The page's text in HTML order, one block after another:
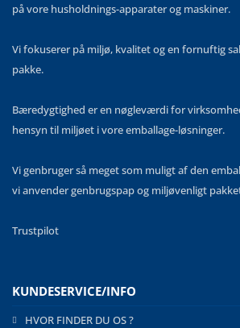
på vore husholdnings-apparater og maskiner.
Vi fokuserer på miljø, kvalitet og en fornuftig
pakke.
Bæredygtighed er en nøgleværdi for
hensyn til miljøet i vore emballage-løsninger.
Vi genbruger så meget som muligt af den
vi anvender genbrugspap og miljøvenligt
Trustpilot
KUNDESERVICE/INFO
HVOR FINDER DU OS ?